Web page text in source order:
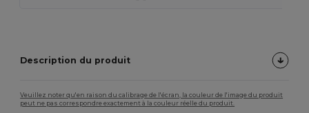
Description du produit
Veuillez noter qu'en raison du calibrage de l'écran, la couleur de l'image du produit
peut ne pas correspondre exactement à la couleur réelle du produit.